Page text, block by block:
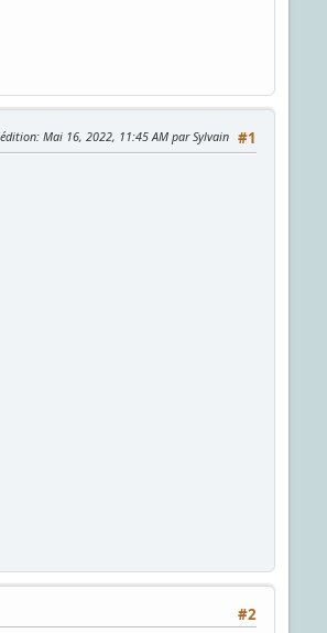
#1
: Mai 16, 2022, 11:45 AM par Sylvain
#2